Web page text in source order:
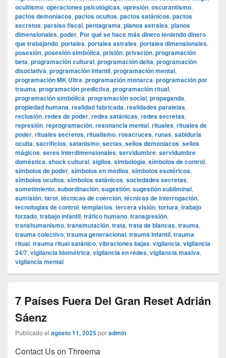
ocultismo, operaciones psicológicas, opresión, oscurantismo,
pactos demoníacos, pactos ocultos, pactos satánicos, pactos
secretos, paraiso fiscal, pentagrama, planos astrales, planos
dimensionales, poder, Por qué se hace más dinero teniendo dinero
que trabajando, portales, portales astrales, portales dimensionales,
posesión, posesión simbólica, prisión, privación, programación
beta, programación cultural, programación delta, programación
disociativa, programación infantil, programación mental,
programación MK Ultra, programación monarca, programación por
trauma, programación predictiva, programación ritual,
programación simbólica, programación social, propaganda,
propiedad humana, realidad fabricada, realidades paralelas,
reclusión, redes de poder, redes satánicas, redes secretas,
represión, reprogramación, resonancia mental, rituales, rituales de
poder, rituales secretos, ritualismo, rosacruces, runas, sabiduría
oculta, sacrificios, satanismo, sectas, sellos demoníacos, sellos
mágicos, seres interdimensionales, servidumbre, servidumbre
doméstica, shock cultural, sigilos, simbología, símbolos de control,
símbolos de poder, símbolos en medios, símbolos esotéricos,
símbolos ocultos, símbolos satánicos, sociedades secretas,
sometimiento, subordinación, sugestión, sugestión subliminal,
sumisión, tarot, técnicas de coerción, técnicas de interrogación,
tecnologías de control, templarios, tercera visión, tortura, trabajo
forzado, trabajo infantil, tráfico humano, transgresión,
transhumanismo, transmutación, trata, trata de blancas, trauma,
trauma colectivo, trauma generacional, trauma infantil, trauma
ritual, trauma ritual satánico, vibraciones bajas, vigilancia, vigilancia
24/7, vigilancia biométrica, vigilancia en redes, vigilancia masiva,
vigilancia mental
7 Países Fuera Del Gran Reset Adrián
Sáenz
Publicado el agosto 11, 2025poradmin
Contact Us on Threema